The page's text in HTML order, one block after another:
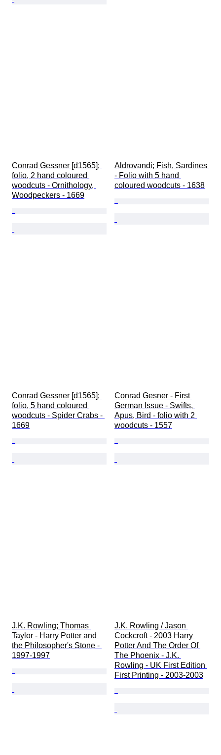
Conrad Gessner [d1565];
folio, 2 hand coloured
woodcuts - Ornithology,
Woodpeckers - 1669
Aldrovandi; Fish, Sardines
- Folio with 5 hand
coloured woodcuts - 1638
Conrad Gessner [d1565];
folio, 5 hand coloured
woodcuts - Spider Crabs -
1669
Conrad Gesner - First
German Issue - Swifts,
Apus, Bird - folio with 2
woodcuts - 1557
J.K. Rowling; Thomas
Taylor - Harry Potter and
the Philosopher's Stone -
1997-1997
J.K. Rowling / Jason
Cockcroft - 2003 Harry
Potter And The Order Of
The Phoenix - J.K.
Rowling - UK First Edition
First Printing - 2003-2003